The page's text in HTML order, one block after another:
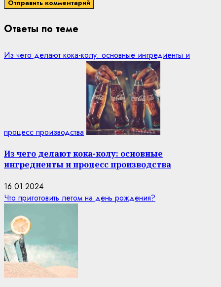
Ответы по теме
Из чего делают кока-колу: основные ингредиенты и
процесс производства
Из чего делают кока-колу: основные
ингредиенты и процесс производства
16.01.2024
Что приготовить летом на день рождения?